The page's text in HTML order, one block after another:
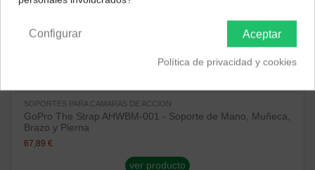
SOPORTES PARA CAMARAS DE ACCION
GoPro The Strap AHWBM-001 - Soporte de Mano, Muñeca,
Brazo y Pierna
67,89 €
ver producto
Aceptar
Configurar
Política de privacidad y cookies